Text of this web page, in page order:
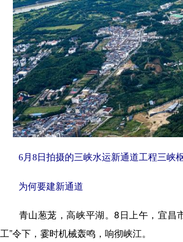
6月8日拍摄的三峡水运新通道工程三峡
为何要建新通道
青山葱茏，高峡平湖。8日上午，宜昌市
工”令下，霎时机械轰鸣，响彻峡江。